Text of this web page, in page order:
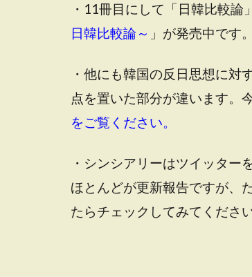
・11冊目にして「日韓比較論
日韓比較論～ 」が発売中です。
・他にも韓国の反日思想に対
点を置いた部分が違います。
をご覧ください。
・シンシアリーはツイッター
ほとんどが更新報告ですが、
たらチェックしてみてください